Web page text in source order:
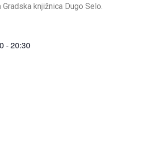
knjižnica Dugo Selo.
-20:30